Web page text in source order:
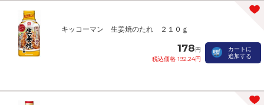
キッコーマン 生姜焼のたれ ２１０ｇ
178円
税込価格 192.24円
カートに
追加する